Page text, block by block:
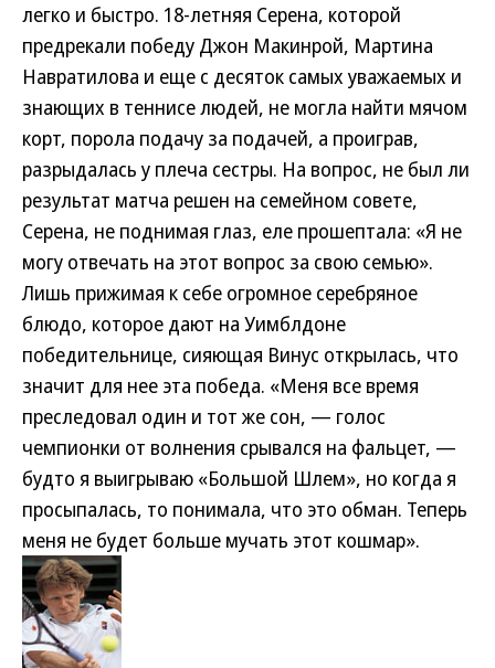
легко и быстро. 18-летняя Серена, которой
предрекали победу Джон Макинрой, Мартина
Навратилова и еще с десяток самых уважаемых и
знающих в теннисе людей, не могла найти мячом
корт, порола подачу за подачей, а проиграв,
разрыдалась у плеча сестры. На вопрос, не был ли
результат матча решен на семейном совете,
Серена, не поднимая глаз, еле прошептала: «Я не
могу отвечать на этот вопрос за свою семью».
Лишь прижимая к себе огромное серебряное
блюдо, которое дают на Уимблдоне
победительнице, сияющая Винус открылась, что
значит для нее эта победа. «Меня все время
преследовал один и тот же сон, — голос
чемпионки от волнения срывался на фальцет, —
будто я выигрываю «Большой Шлем», но когда я
просыпалась, то понимала, что это обман. Теперь
меня не будет больше мучать этот кошмар».